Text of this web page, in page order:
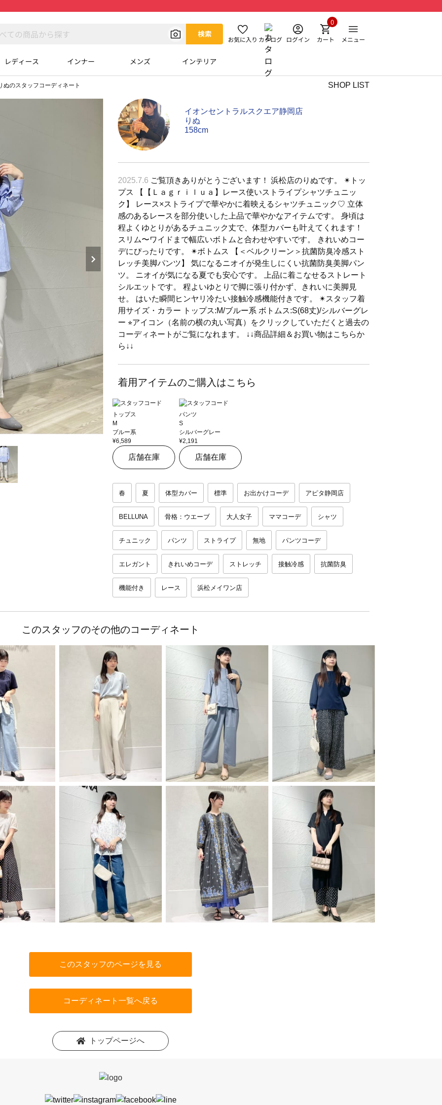
検索
お気に入り カタログ ログイン カート
0
メニュー
レディース インナー メンズ インテリア
ぬのスタッフコーディネート SHOP LIST
イオンセントラルスクエア静岡店
りぬ
158cm
2025.7.6 ご覧頂きありがとうございます！ 浜松店のりぬです。 ✴︎トッ
プス 【【Ｌａｇｒｉｌｕａ】レース使いストライプシャツチュニッ
ク】 レース×ストライプで華やかに着映えるシャツチュニック♡ 立体
感のあるレースを部分使いした上品で華やかなアイテムです。 身頃は
程よくゆとりがあるチュニック丈で、体型カバーも叶えてくれます！
スリム〜ワイドまで幅広いボトムと合わせやすいです。 きれいめコー
デにぴったりです。 ✴︎ボトムス 【＜ベルクリーン＞抗菌防臭冷感スト
レッチ美脚パンツ】 気になるニオイが発生しにくい抗菌防臭美脚パン
ツ。 ニオイが気になる夏でも安心です。 上品に着こなせるストレート
シルエットです。 程よいゆとりで脚に張り付かず、きれいに美脚見
せ。 はいた瞬間ヒンヤリ冷たい接触冷感機能付きです。 ✴︎スタッフ着
用サイズ・カラー トップス:M/ブルー系 ボトムス:S(68丈)/シルバーグレ
ー ⭐︎アイコン（名前の横の丸い写真）をクリックしていただくと過去の
コーディネートがご覧になれます。 ↓↓商品詳細＆お買い物はこちらか
ら↓↓
着用アイテムのご購入はこちら
トップス
M
ブルー系
¥6,589
店舗在庫
パンツ
S
シルバーグレー
¥2,191
店舗在庫
春 夏 体型カバー 標準 お出かけコーデ アピタ静岡店
BELLUNA 骨格：ウエーブ 大人女子 ママコーデ シャツ
チュニック パンツ ストライプ 無地 パンツコーデ
エレガント きれいめコーデ ストレッチ 接触冷感 抗菌防臭
機能付き レース 浜松メイワン店
このスタッフのその他のコーディネート
このスタッフのページを見る
コーディネート一覧へ戻る
トップページへ